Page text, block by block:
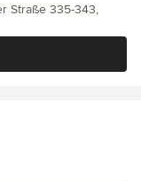
Straße 335-343,